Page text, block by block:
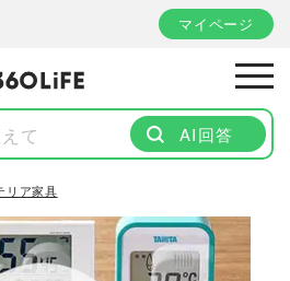
マイページ
AI回答
リア家具